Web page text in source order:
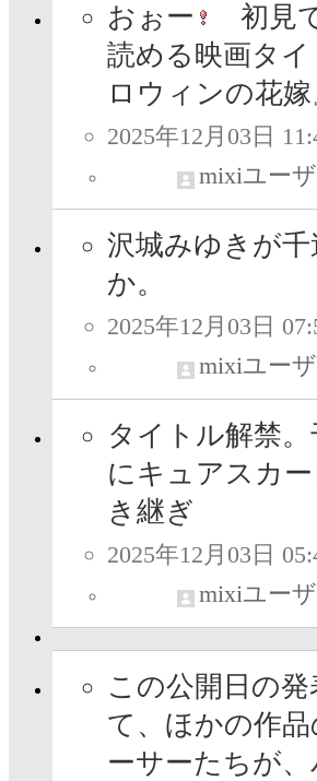
おぉー
初見
読める映画タ
ロウィンの花
2025年12月03日
mixiユー
沢城みゆきが千
か。
2025年12月03日
mixiユー
タイトル解禁
にキュアスカー
き継ぎ
2025年12月03日
mixiユー
この公開日の
て、ほかの作
ーサーたちが